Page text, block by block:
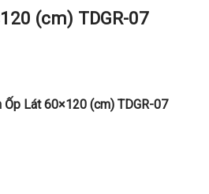
(cm) TDGR-07
Ốp Lát 60×120 (cm) TDGR-07